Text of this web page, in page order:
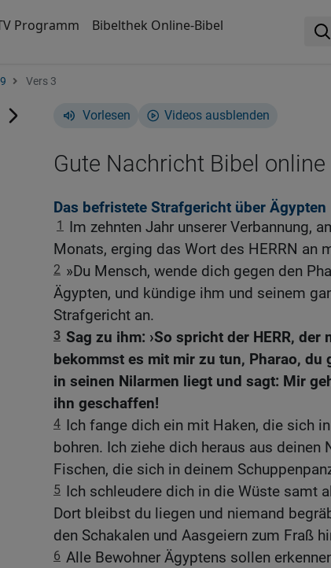
Programm Bibelthek Online-Bibel
Vers 3
Vorlesen Videos ausblenden
Gute Nachricht Bibel online
Das befristete Strafgericht über Ägypten
1
Im zehnten Jahr unserer Verbannung,
Monats, erging das Wort des HERRN an
2 »Du Mensch, wende dich gegen den
Ägypten, und kündige ihm und seinem
Strafgericht an.
3 Sag zu ihm: ›So spricht der HERR, der
bekommst es mit mir zu tun, Pharao, du
in seinen Nilarmen liegt und sagt: Mir
ihn geschaffen!
4 Ich fange dich ein mit Haken, die sich
bohren. Ich ziehe dich heraus aus deinen
Fischen, die sich in deinem
5 Ich schleudere dich in die Wüste samt
Dort bleibst du liegen und niemand
den Schakalen und Aasgeiern zum Fraß
6 Alle Bewohner Ägyptens sollen